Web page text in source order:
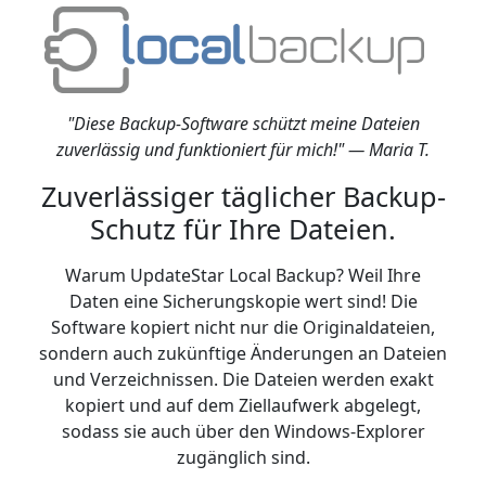
"Diese Backup-Software schützt meine Dateien
zuverlässig und funktioniert für mich!" — Maria T.
Zuverlässiger täglicher Backup-
Schutz für Ihre Dateien.
Warum UpdateStar Local Backup? Weil Ihre
Daten eine Sicherungskopie wert sind! Die
Software kopiert nicht nur die Originaldateien,
sondern auch zukünftige Änderungen an Dateien
und Verzeichnissen. Die Dateien werden exakt
kopiert und auf dem Ziellaufwerk abgelegt,
sodass sie auch über den Windows-Explorer
zugänglich sind.